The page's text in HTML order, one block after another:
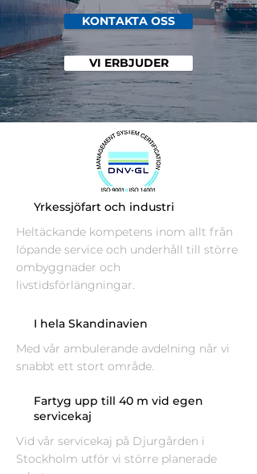
KONTAKTA OSS
VI ERBJUDER
Yrkessjöfart och industri
Heltäckande kompetens inom allt från
löpande service och underhåll till större
ombyggnader och
livstidsförlängningar.
I hela Skandinavien
Med vår ambulerande avdelning når vi
snabbt ett stort område.
Fartyg upp till 40 m vid egen
servicekaj
Vid vår servicekaj på Djurgården i
Stockholm utför vi större planerade